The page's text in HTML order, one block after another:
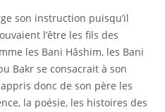
son instruction puisqu’il
l’être les fils des
les Bani Hâshim, les Bani
Bakr se consacrait à son
donc de son père les
la poésie, les histoires des